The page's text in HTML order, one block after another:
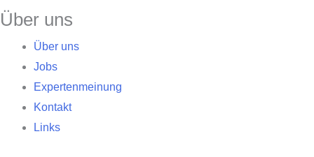
Über uns
Über uns
Jobs
Expertenmeinung
Kontakt
Links